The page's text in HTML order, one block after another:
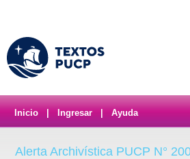
Inicio Ingresar Ayuda
Alerta Archivística PUCP N°